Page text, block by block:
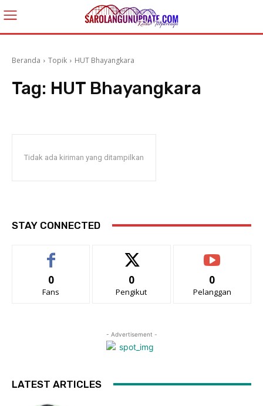
Beranda Topik HUT Bhayangkara
Tag: HUT Bhayangkara
Tidak ada kiriman yang ditampilkan
STAY CONNECTED
0
Fans
0
Pengikut
0
Pelanggan
- Advertisement -
LATEST ARTICLES